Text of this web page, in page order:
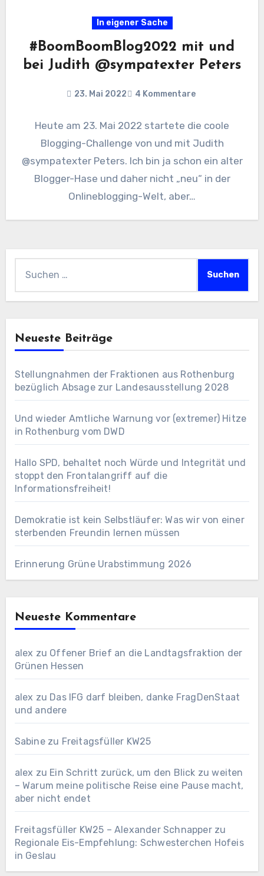
In eigener Sache
#BoomBoomBlog2022 mit und
bei Judith @sympatexter Peters
23. Mai 2022 4 Kommentare
Heute am 23. Mai 2022 startete die coole
Blogging-Challenge von und mit Judith
@sympatexter Peters. Ich bin ja schon ein alter
Blogger-Hase und daher nicht „neu“ in der
Onlineblogging-Welt, aber…
Neueste Beiträge
Stellungnahmen der Fraktionen aus Rothenburg
bezüglich Absage zur Landesausstellung 2028
Und wieder Amtliche Warnung vor (extremer) Hitze
in Rothenburg vom DWD
Hallo SPD, behaltet noch Würde und Integrität und
stoppt den Frontalangriff auf die
Informationsfreiheit!
Demokratie ist kein Selbstläufer: Was wir von einer
sterbenden Freundin lernen müssen
Erinnerung Grüne Urabstimmung 2026
Neueste Kommentare
alex zu Offener Brief an die Landtagsfraktion der
Grünen Hessen
alex zu Das IFG darf bleiben, danke FragDenStaat
und andere
Sabinezu Freitagsfüller KW25
alex zu Ein Schritt zurück, um den Blick zu weiten
– Warum meine politische Reise eine Pause macht,
aber nicht endet
Freitagsfüller KW25 – Alexander Schnapperzu
Regionale Eis-Empfehlung: Schwesterchen Hofeis
in Geslau